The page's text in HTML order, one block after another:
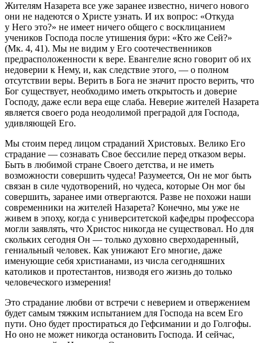
Жителям Назарета все уже заранее известно, ничего нового
они не надеются о Христе узнать. И их вопрос: «Откуда
у Него это?» не имеет ничего общего с восклицанием
учеников Господа после утишения бури: «Кто же Сей?»
(Мк. 4, 41). Мы не видим у Его соотечественников
предрасположенности к вере. Евангелие ясно говорит об их
недоверии к Нему, и, как следствие этого, — о полном
отсутствии веры. Верить в Бога не значит просто верить, что
Бог существует, необходимо иметь открытость и доверие
Господу, даже если вера еще слаба. Неверие жителей Назарета
является своего рода неодолимой преградой для Господа,
удивляющей Его.
Мы стоим перед лицом страданий Христовых. Велико Его
страдание — сознавать Свое бессилие перед отказом веры.
Быть в любимой стране Своего детства, и не иметь
возможности совершить чудеса! Разумеется, Он не мог быть
связан в силе чудотворений, но чудеса, которые Он мог бы
совершить, заранее ими отвергаются. Разве не похожи наши
современники на жителей Назарета? Конечно, мы уже не
живем в эпоху, когда с университетской кафедры профессора
могли заявлять, что Христос никогда не существовал. Но для
скольких сегодня Он — только духовно сверходаренный,
гениальный человек. Как унижают Его многие, даже
именующие себя христианами, из числа сегодняшних
католиков и протестантов, низводя его жизнь до только
человеческого измерения!
Это страдание любви от встречи с неверием и отвержением
будет самым тяжким испытанием для Господа на всем Его
пути. Оно будет простираться до Гефсимании и до Голгофы.
Но оно не может никогда остановить Господа. И сейчас,